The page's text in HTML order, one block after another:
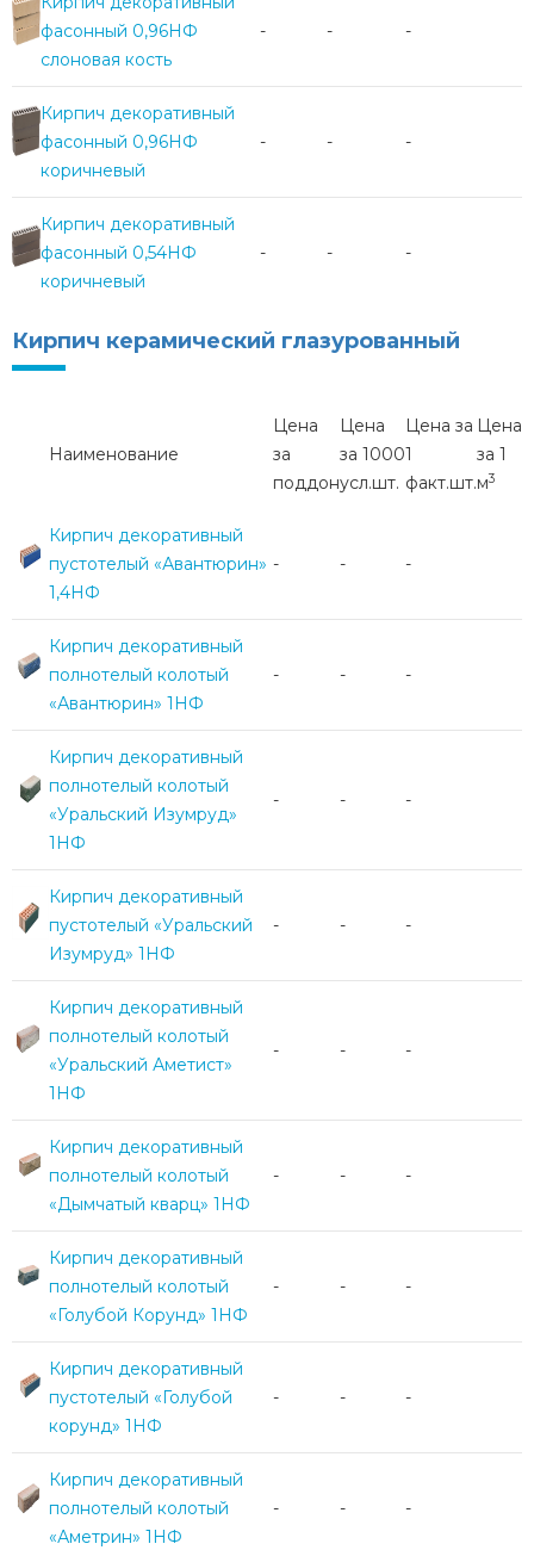
фасонный 0,96НФ
слоновая кость
- - -
Кирпич декоративный
фасонный 0,96НФ
коричневый
- - -
Кирпич декоративный
фасонный 0,54НФ
коричневый
- - -
Кирпич керамический глазурованный
Наименование
Цена
за
поддон
Цена
за 1000
усл.шт.
Цена за
1
факт.шт.
Цена
за 1
м3
Кирпич декоративный
пустотелый «Авантюрин»
1,4НФ
- - -
Кирпич декоративный
полнотелый колотый
«Авантюрин» 1НФ
- - -
Кирпич декоративный
полнотелый колотый
«Уральский Изумруд»
1НФ
- - -
Кирпич декоративный
пустотелый «Уральский
Изумруд» 1НФ
- - -
Кирпич декоративный
полнотелый колотый
«Уральский Аметист»
1НФ
- - -
Кирпич декоративный
полнотелый колотый
«Дымчатый кварц» 1НФ
- - -
Кирпич декоративный
полнотелый колотый
«Голубой Корунд» 1НФ
- - -
Кирпич декоративный
пустотелый «Голубой
корунд» 1НФ
- - -
Кирпич декоративный
полнотелый колотый
«Аметрин» 1НФ
- - -